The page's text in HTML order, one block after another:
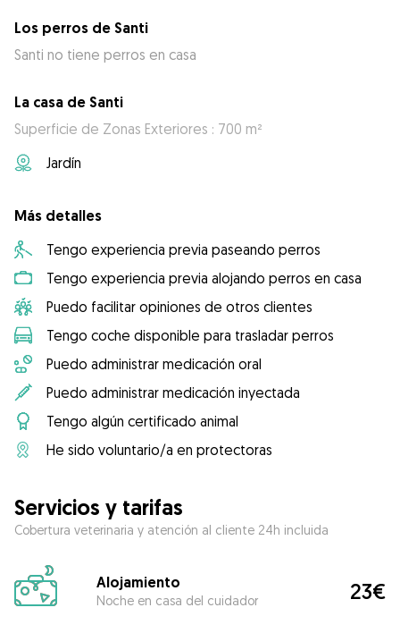
Los perros de Santi
Santi no tiene perros en casa
La casa de Santi
Superficie de Zonas Exteriores : 700 m²
Jardín
Más detalles
Tengo experiencia previa paseando perros
Tengo experiencia previa alojando perros en casa
Puedo facilitar opiniones de otros clientes
Tengo coche disponible para trasladar perros
Puedo administrar medicación oral
Puedo administrar medicación inyectada
Tengo algún certificado animal
He sido voluntario/a en protectoras
Servicios y tarifas
Cobertura veterinaria y atención al cliente 24h incluida
Alojamiento
Noche en casa del cuidador 23€